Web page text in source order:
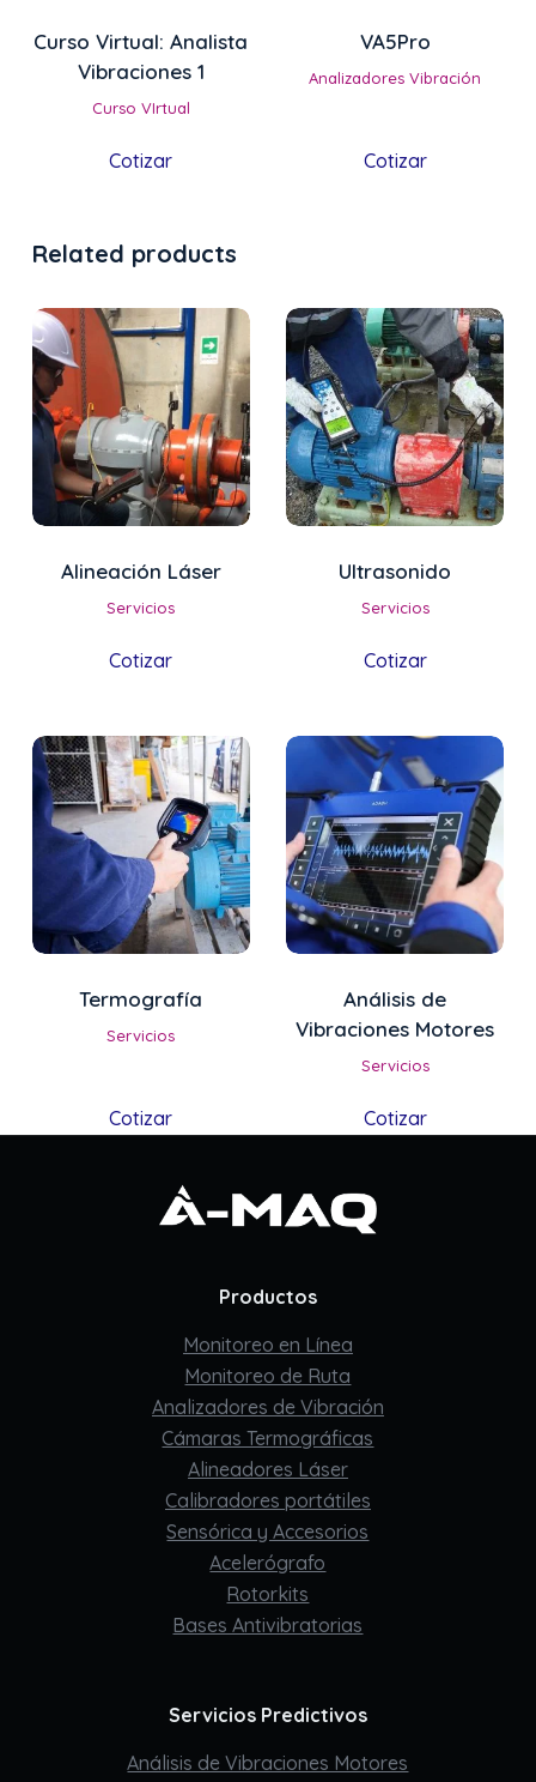
Curso Virtual: Analista
Vibraciones 1
Curso VIrtual
Cotizar
VA5Pro
Analizadores Vibración
Cotizar
Related products
Alineación Láser
Servicios
Cotizar
Ultrasonido
Servicios
Cotizar
Termografía
Servicios
Cotizar
Análisis de
Vibraciones Motores
Servicios
Cotizar
Productos
Monitoreo en Línea
Monitoreo de Ruta
Analizadores de Vibración
Cámaras Termográficas
Alineadores Láser
Calibradores portátiles
Sensórica y Accesorios
Acelerógrafo
Rotorkits
Bases Antivibratorias
Servicios Predictivos
Análisis de Vibraciones Motores